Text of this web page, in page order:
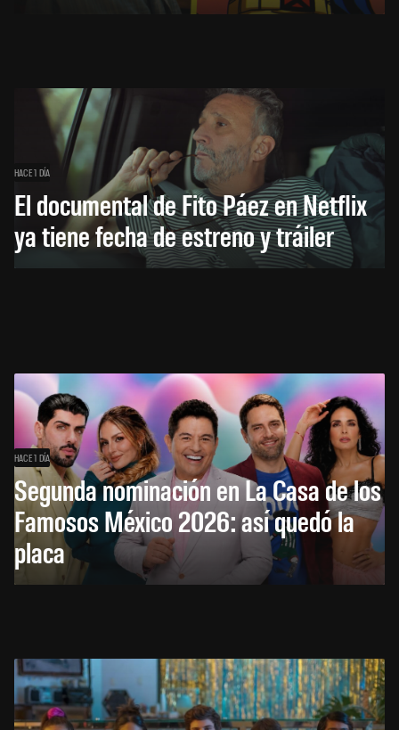
HACE 1 DÍA
El documental de Fito Páez en Netflix
ya tiene fecha de estreno y tráiler
HACE 1 DÍA
Segunda nominación en La Casa de los
Famosos México 2026: así quedó la
placa